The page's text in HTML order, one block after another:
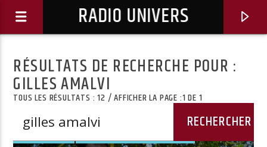
RADIO UNIVERS
RÉSULTATS DE RECHERCHE POUR :
GILLES AMALVI
TOUS LES RÉSULTATS : 12 / AFFICHER LA PAGE :1 DE 1